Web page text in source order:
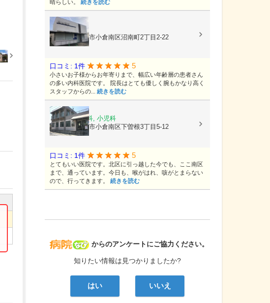
病院なび
からのアンケートにご協力ください。
知りたい情報は見つかりましたか?
はい いいえ
晴らしい。 続きを読む
岡林医院
内科, 小児科
福岡県北九州市小倉南区沼南町2丁目2-22
口コミ: 1件 5
小さいお子様からお年寄りまで、幅広い年齢層の患者さん
の多い内科医院です。 院長はとても優しく腕もかなり高く
スタッフからの... 続きを読む
藤村医院
内科, 消化器科, 小児科
福岡県北九州市小倉南区下曽根3丁目5-12
口コミ: 1件 5
とてもいい医院です。北区に引っ越した今でも、ここ南区
まで、通っています。今日も、喉がはれ、咳がとまらない
ので、行ってきます。 続きを読む